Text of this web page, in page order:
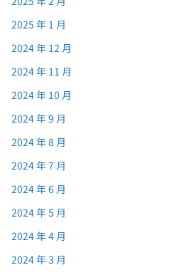
2025 年 1 月
2024 年 12 月
2024 年 11 月
2024 年 10 月
2024 年 9 月
2024 年 8 月
2024 年 7 月
2024 年 6 月
2024 年 5 月
2024 年 4 月
2024 年 3 月